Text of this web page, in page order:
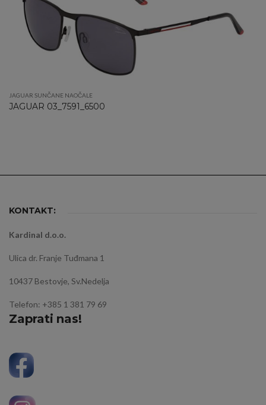
JAGUAR SUNČANE NAOČALE
JAGUAR 03_7591_6500
KONTAKT:
Kardinal d.o.o.
Ulica dr. Franje Tuđmana 1
10437 Bestovje, Sv.Nedelja
Telefon: +385 1 381 79 69
Zaprati nas!